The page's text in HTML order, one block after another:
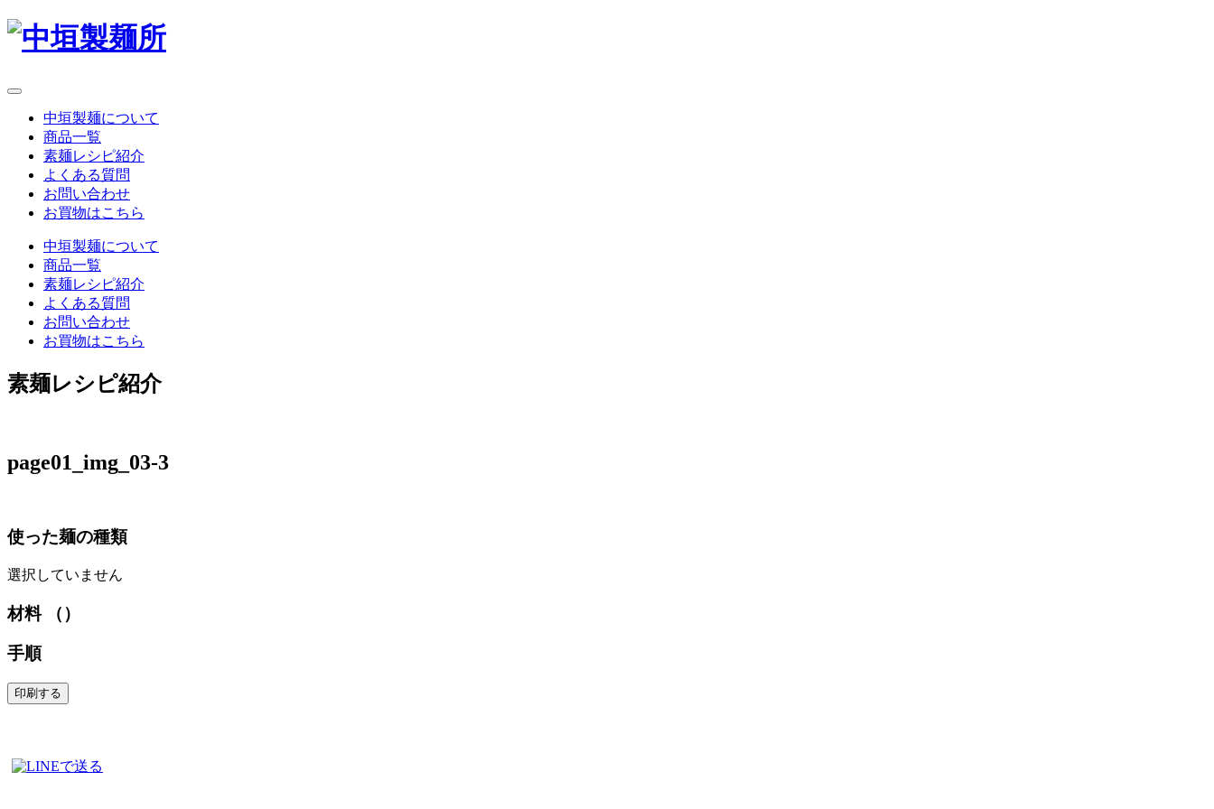
中垣製麺について
商品一覧
素麺レシピ紹介
よくある質問
お問い合わせ
お買物はこちら
中垣製麺について
商品一覧
素麺レシピ紹介
よくある質問
お問い合わせ
お買物はこちら
素麺レシピ紹介
page01_img_03-3
使った麺の種類
選択していません
材料 （）
手順